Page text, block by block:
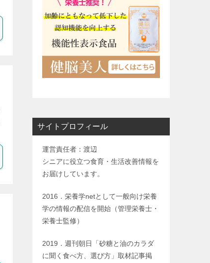
サイトプロフィール
運営責任者：渡辺
シニアに役立つ食育・生活改善情報を
お届けしています。
2016．栄養学netとして一般向け栄養
学の情報の配信を開始（管理栄養士・
栄養士監修）
2019．週刊朝日「砂糖と油のカラダ
に聞く食べ方、選び方」取材記事掲